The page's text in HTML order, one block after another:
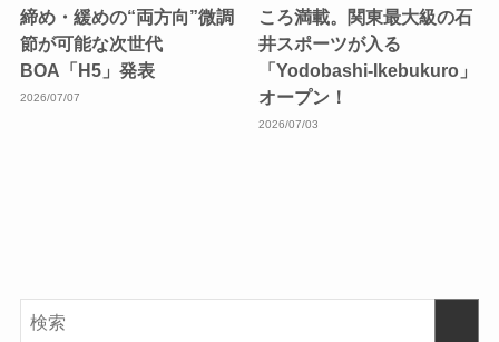
締め・緩めの“両方向”微調
節が可能な次世代
BOA「H5」発表
2026/07/07
ころ満載。関東最大級の石
井スポーツが入る
「Yodobashi-Ikebukuro」
オープン！
2026/07/03